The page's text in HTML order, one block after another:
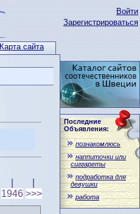
Карта сайта
Войти
Зарегистрироваться
Последние
Объявления:
познакомлюсь
наппиточки или
сиггареты
подработка для
девушки
работа
1946 >>>